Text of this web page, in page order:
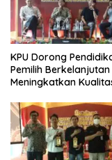
KPU Dorong
Pemilih
Meningkatkan